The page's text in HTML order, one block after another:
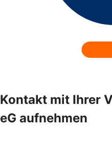
Kontakt mit Ihrer
eG aufnehmen